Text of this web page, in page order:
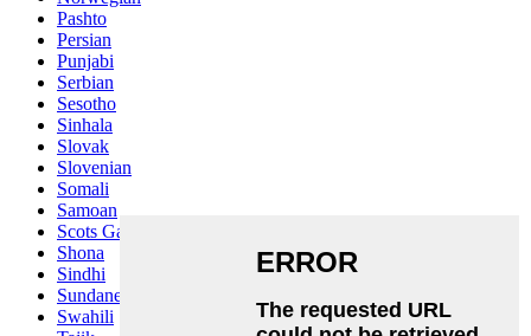
Pashto
Persian
Punjabi
Serbian
Sesotho
Sinhala
Slovak
Slovenian
Somali
Samoan
Scots Gaelic
Shona
Sindhi
Sundanese
Swahili